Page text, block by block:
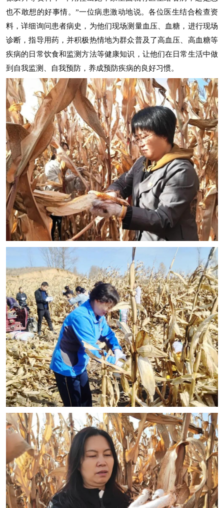
也不敢想的好事情。”一位病患激动地说。各位医生结合检查资
料，详细询问患者病史，为他们现场测量血压、血糖，进行现场
诊断，指导用药，并积极热情地为群众普及了高血压、高血糖等
疾病的日常饮食和监测方法等健康知识，让他们在日常生活中做
到自我监测、自我预防，养成预防疾病的良好习惯。